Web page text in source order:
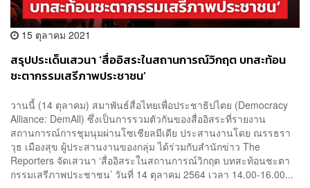
15 ตุลาคม 2021
สรุปประเด็นเสวนา ‘สื่ออิสระในสถานการณ์วิกฤต บทสะท้อน
ชะตากรรมเสรีภาพประชาชน’
วานนี้ (14 ตุลาคม) สมาพันธ์สื่อไทยเพื่อประชาธิปไตย (Democracy
Alliance: DemAll) ซึ่งเป็นการรวมตัวกันของสื่ออิสระที่รายงาน
สถานการณ์การชุมนุมผ่านโซเชียลมีเดีย ประสานงานโดย ณรรธรา
วุธ เมืองสุข ผู้ประสานงานของกลุ่ม ได้ร่วมกับสำนักข่าว The
Reporters จัดเสวนา ‘สื่ออิสระในสถานการณ์วิกฤต บทสะท้อนชะตา
กรรมเสรีภาพประชาชน’ วันที่ 14 ตุลาคม 2564 เวลา 14.00-16.00...